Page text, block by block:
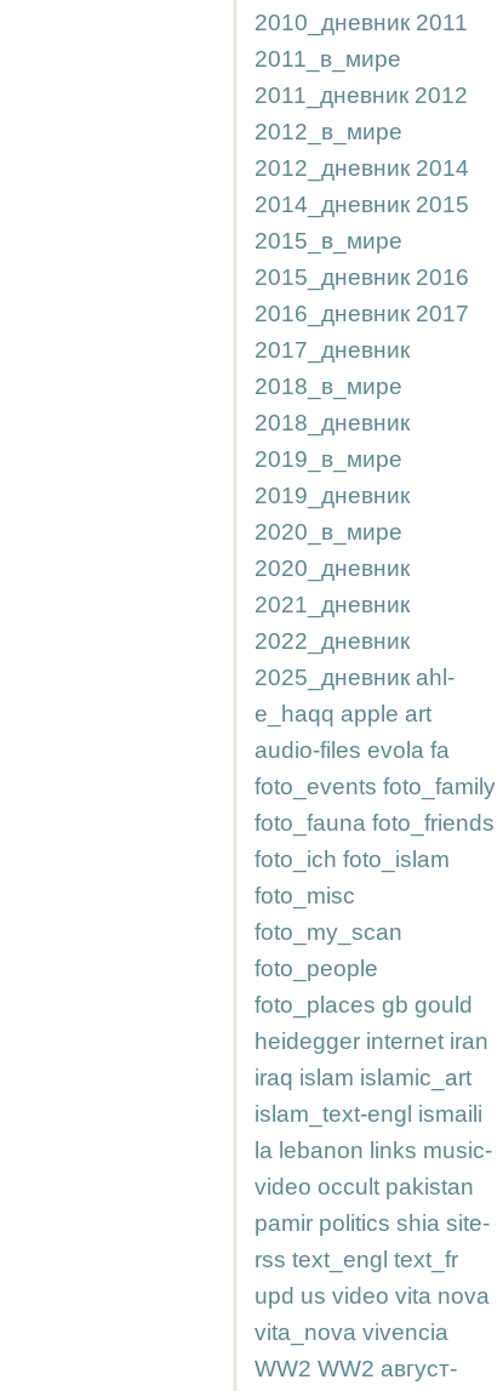
2010_дневник 2011
2011_в_мире
2011_дневник 2012
2012_в_мире
2012_дневник 2014
2014_дневник 2015
2015_в_мире
2015_дневник 2016
2016_дневник 2017
2017_дневник
2018_в_мире
2018_дневник
2019_в_мире
2019_дневник
2020_в_мире
2020_дневник
2021_дневник
2022_дневник
2025_дневник ahl-
e_haqq apple art
audio-files evola fa
foto_events foto_family
foto_fauna foto_friends
foto_ich foto_islam
foto_misc
foto_my_scan
foto_people
foto_places gb gould
heidegger internet iran
iraq islam islamic_art
islam_text-engl ismaili
la lebanon links music-
video occult pakistan
pamir politics shia site-
rss text_engl text_fr
upd us video vita nova
vita_nova vivencia
WW2 WW2 август-